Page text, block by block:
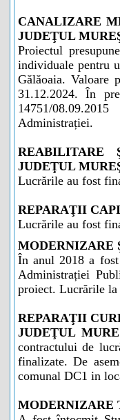
CANALIZARE
JUDEŢUL
Proiectul
individuale pentru
Gălăoaia. Valoare
31.12.2024. În
14751/
Administrației.
REABILITARE
JUDEŢUL
Lucrările au fost
REPARAŢII
Lucrările au fost
MODERNIZARE
În anul 2018 a
Administrației
proiect. Lucrările la
REPARAŢII
JUDEŢUL
contractului de
finalizate. De
comunal DC1 in
MODERNIZARE